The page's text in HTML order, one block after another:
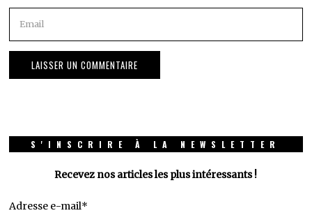
S'INSCRIRE À LA NEWSLETTER
Recevez nos articles les plus intéressants !
Adresse e-mail*